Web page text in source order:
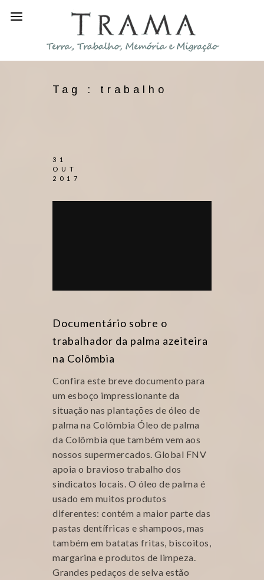
Tag : trabalho
31
OUT
2017
Documentário sobre o
trabalhador da palma azeiteira
na Colômbia
Confira este breve documento para
um esboço impressionante da
situação nas plantações de óleo de
palma na Colômbia Óleo de palma
da Colômbia que também vem aos
nossos supermercados. Global FNV
apoia o bravioso trabalho dos
sindicatos locais. O óleo de palma é
usado em muitos produtos
diferentes: contém a maior parte das
pastas dentífricas e shampoos, mas
também em batatas fritas, biscoitos,
margarina e produtos de limpeza.
Grandes pedaços de selva estão